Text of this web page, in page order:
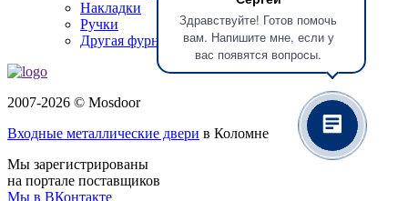
Здравствуйте! Готов помочь
вам. Напишите мне, если у
вас появятся вопросы.
Накладки
Ручки
Другая фурнитура
2007-2026 © Mosdoor
Входные металлические двери в Коломне
Мы зарегистрированы
на портале поставщиков
Мы в ВКонтакте